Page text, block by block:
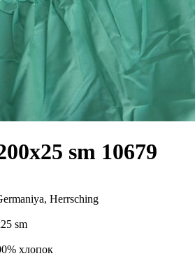
sm 10679
Herrsching
sm
хлопок